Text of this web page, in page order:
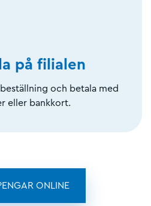
på filialen
och betala med
eller bankkort.
ONLINE